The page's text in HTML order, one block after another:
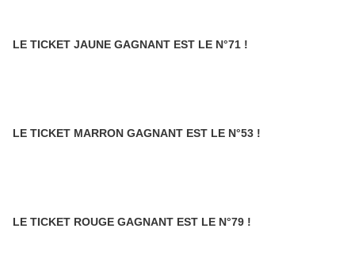
LE TICKET JAUNE GAGNANT EST LE N°71 !
LE TICKET MARRON GAGNANT EST LE N°53 !
LE TICKET ROUGE GAGNANT EST LE N°79 !